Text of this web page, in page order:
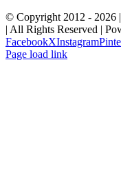
© Copyright 2012 - 2026 |
| All Rights Reserved |
FacebookXInstagram
Page load link